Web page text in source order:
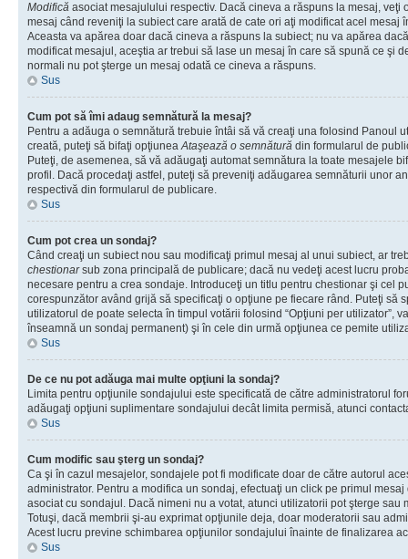
Modifică asociat mesajulului respectiv. Dacă cineva a răspuns la mesaj, veţi
mesaj când reveniţi la subiect care arată de cate ori aţi modificat acel mesaj
Aceasta va apărea doar dacă cineva a răspuns la subiect; nu va apărea
modificat mesajul, aceştia ar trebui să lase un mesaj în care să spună ce şi
normali nu pot şterge un mesaj odată ce cineva a răspuns.
Sus
Cum pot să îmi adaug semnătură la mesaj?
Pentru a adăuga o semnătură trebuie întâi să vă creaţi una folosind Panoul
creată, puteţi să bifaţi opţiuneaAtaşează o semnătură din formularul de
Puteţi, de asemenea, să vă adăugaţi automat semnătura la toate mesajele
profil. Dacă procedaţi astfel, puteţi să preveniţi adăugarea semnăturii unor
respectivă din formularul de publicare.
Sus
Cum pot crea un sondaj?
Când creaţi un subiect nou sau modificaţi primul mesaj al unui subiect, ar
chestionarsub zona principală de publicare; dacă nu vedeţi acest lucru
necesare pentru a crea sondaje. Introduceţi un titlu pentru chestionar şi cel
corespunzător având grijă să specificaţi o opţiune pe fiecare rând. Puteţi să
utilizatorul de poate selecta în timpul votării folosind “Opţiuni per utilizator”,
înseamnă un sondaj permanent) şi în cele din urmă opţiunea ce pemite
Sus
De ce nu pot adăuga mai multe opţiuni la sondaj?
Limita pentru opţiunile sondajului este specificată de către administratorul
adăugaţi opţiuni suplimentare sondajului decât limita permisă, atunci
Sus
Cum modific sau şterg un sondaj?
Ca şi în cazul mesajelor, sondajele pot fi modificate doar de către autorul
administrator. Pentru a modifica un sondaj, efectuaţi un click pe primul
asociat cu sondajul. Dacă nimeni nu a votat, atunci utilizatorii pot şterge
Totuşi, dacă membrii şi-au exprimat opţiunile deja, doar moderatorii sau
Acest lucru previne schimbarea opţiunilor sondajului înainte de finalizarea
Sus